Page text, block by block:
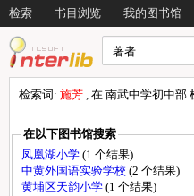
检索 书目浏览 我的图书馆
检索词: 施芳 , 在 南武中学初中部
在以下图书馆搜索
凤凰湖小学 (1 个结果)
中黄外国语实验学校 (2 个结果)
黄埔区天韵小学 (1 个结果)